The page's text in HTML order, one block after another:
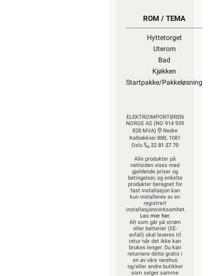
ROM / TEMA
Hyttetorget
Uterom
Bad
Kjøkken
Startpakke/Pakkeløsning
ELEKTROIMPORTØREN
NORGE AS (NO 914 939
828 MVA)
Nedre
Kalbakkvei 88B, 1081
Oslo
22 81 27 70
Alle produkter på
nettsiden vises med
gjeldende priser og
betingelser, og enkelte
produkter beregnet for
fast installasjon kan
kun installeres av en
registrert
installasjonsvirksomhet.
Les mer her.
Alt som går på strøm
eller batterier (EE-
avfall) skal leveres til
retur når det ikke kan
brukes lenger. Du kan
returnere dette gratis i
en av våre varehus
og/eller andre butikker
som selger samme